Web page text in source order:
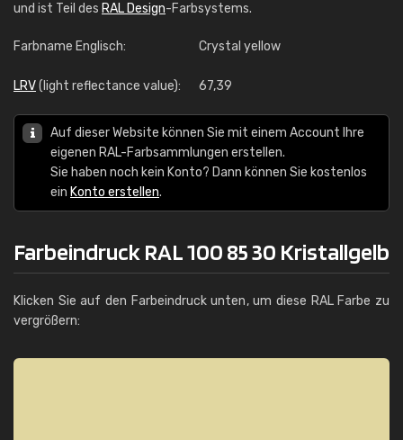
und ist Teil des RAL Design-Farbsystems.
Farbname Englisch: Crystal yellow
LRV(light reflectance value): 67,39
Auf dieser Website können Sie mit einem Account Ihre
eigenen RAL-Farbsammlungen erstellen.
Sie haben noch kein Konto? Dann können Sie kostenlos
ein Konto erstellen.
Farbeindruck RAL 100 85 30 Kristallgelb
Klicken Sie auf den Farbeindruck unten, um diese RAL Farbe zu
vergrößern: